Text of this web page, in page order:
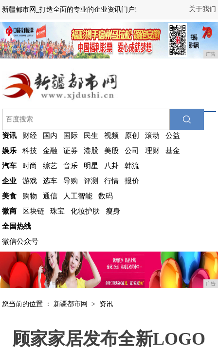
关于我们
新疆都市网_打造全面的专业的企业资讯门户!
广告
资讯 财经 国内 国际 民生 视频 原创 滚动
公益
娱乐
科技 金融 证券 港股 美股 公司 理财
基金
汽车
时尚 综艺 音乐 明星 八卦
韩流
企业
游戏 选车 导购 评测 行情
报价
美食
购物 通信 人工智能
数码
微商
区块链 珠宝 化妆护肤
瘦身
全国热线
微信公众号
广告
您当前的位置 ： 新疆都市网 > 资讯
顾家家居发布全新LOGO